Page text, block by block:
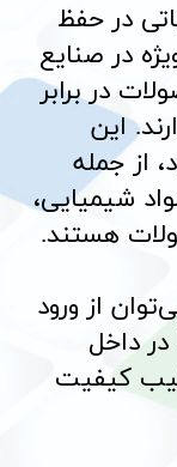
در حفظ
در صنایع
در برابر
این
از جمله
شیمیایی،
هستند.
از ورود
در داخل
کیفیت